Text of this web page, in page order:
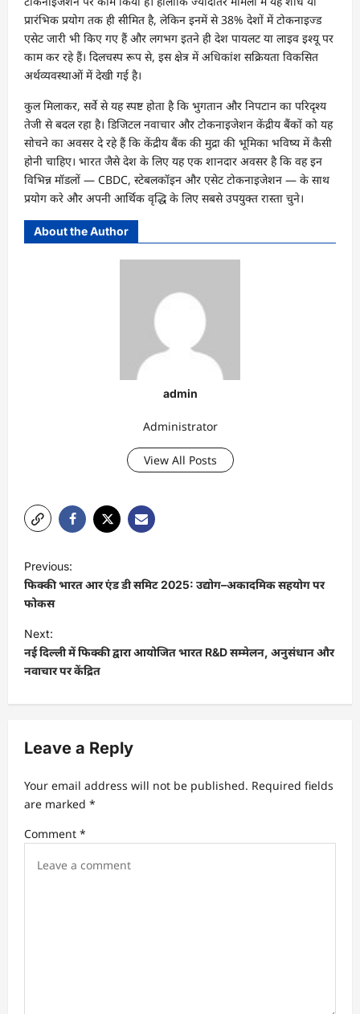
प्रारंभिक प्रयोग तक ही सीमित है, लेकिन इनमें से 38% देशों में टोकनाइज्ड
एसेट जारी भी किए गए हैं और लगभग इतने ही देश पायलट या लाइव इश्यू पर
काम कर रहे हैं। दिलचस्प रूप से, इस क्षेत्र में अधिकांश सक्रियता विकसित
अर्थव्यवस्थाओं में देखी गई है।
कुल मिलाकर, सर्वे से यह स्पष्ट होता है कि भुगतान और निपटान का परिदृश्य
तेजी से बदल रहा है। डिजिटल नवाचार और टोकनाइजेशन केंद्रीय बैंकों को यह
सोचने का अवसर दे रहे हैं कि केंद्रीय बैंक की मुद्रा की भूमिका भविष्य में कैसी
होनी चाहिए। भारत जैसे देश के लिए यह एक शानदार अवसर है कि वह इन
विभिन्न मॉडलों — CBDC, स्टेबलकॉइन और एसेट टोकनाइजेशन — के साथ
प्रयोग करे और अपनी आर्थिक वृद्धि के लिए सबसे उपयुक्त रास्ता चुने।
About the Author
admin
Administrator
View All Posts
o
s
t
n
a
v
g
a
t
i
Previous:
फिक्की भारत आर एंड डी समिट 2025: उद्योग–अकादमिक सहयोग पर
फोकस
Next:
नई दिल्ली में फिक्की द्वारा आयोजित भारत R&D सम्मेलन, अनुसंधान और
नवाचार पर केंद्रित
Leave a Reply
Your email address will not be published. Required fields
are marked *
Comment *